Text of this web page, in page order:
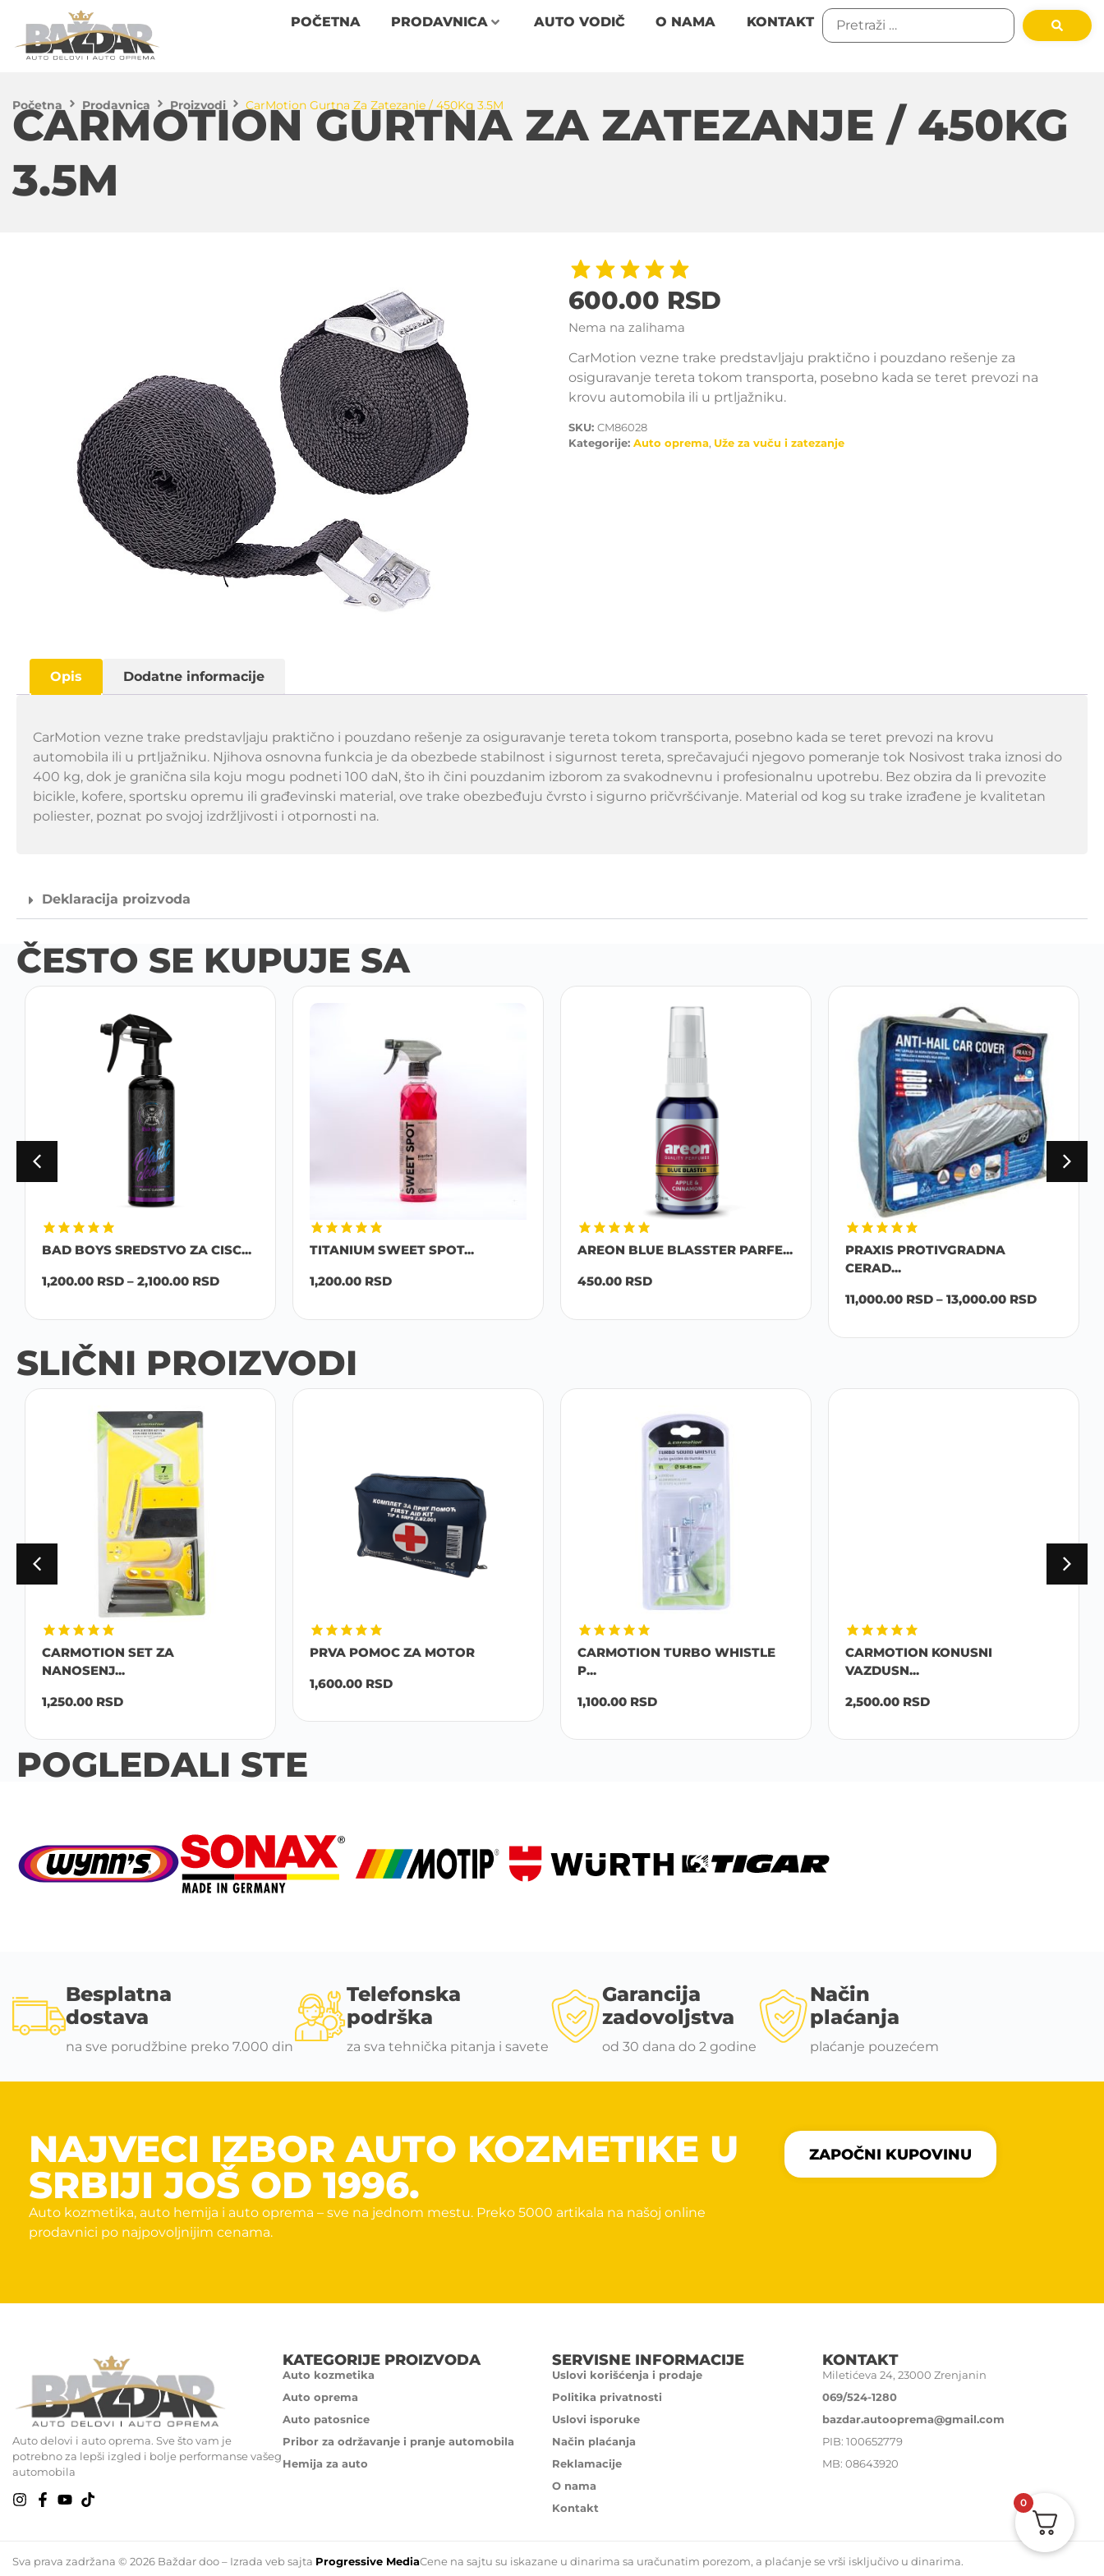
POČETNA PRODAVNICA AUTO VODIČ O NAMA KONTAKT
Početna Prodavnica Proizvodi CarMotion Gurtna Za Zatezanje / 450Kg 3.5M
CARMOTION GURTNA ZA ZATEZANJE / 450KG
3.5M
600.00 RSD
Nema na zalihama
CarMotion vezne trake predstavljaju praktično i pouzdano rešenje za
osiguravanje tereta tokom transporta, posebno kada se teret prevozi na
krovu automobila ili u prtljažniku.
SKU: CM86028
Kategorije: Auto oprema, Uže za vuču i zatezanje
Opis Dodatne informacije
CarMotion vezne trake predstavljaju praktično i pouzdano rešenje za osiguravanje tereta tokom transporta, posebno kada se teret prevozi na krovu
automobila ili u prtljažniku. Njihova osnovna funkcia je da obezbede stabilnost i sigurnost tereta, sprečavajući njegovo pomeranje tok Nosivost traka iznosi do
400 kg, dok je granična sila koju mogu podneti 100 daN, što ih čini pouzdanim izborom za svakodnevnu i profesionalnu upotrebu. Bez obzira da li prevozite
bicikle, kofere, sportsku opremu ili građevinski material, ove trake obezbeđuju čvrsto i sigurno pričvršćivanje. Material od kog su trake izrađene je kvalitetan
poliester, poznat po svojoj izdržljivosti i otpornosti na.
Deklaracija proizvoda
ČESTO SE KUPUJE SA
BAD BOYS SREDSTVO ZA CISC...
1,200.00 RSD – 2,100.00 RSD
TITANIUM SWEET SPOT...
1,200.00 RSD
AREON BLUE BLASSTER PARFE...
450.00 RSD
PRAXIS PROTIVGRADNA
CERAD...
11,000.00 RSD – 13,000.00 RSD
SLIČNI PROIZVODI
CARMOTION SET ZA
NANOSENJ...
1,250.00 RSD
PRVA POMOC ZA MOTOR
1,600.00 RSD
CARMOTION TURBO WHISTLE
P...
1,100.00 RSD
CARMOTION KONUSNI
VAZDUSN...
2,500.00 RSD
POGLEDALI STE
Besplatna
dostava
na sve porudžbine preko 7.000 din
Telefonska
podrška
za sva tehnička pitanja i savete
Garancija
zadovoljstva
od 30 dana do 2 godine
Način
plaćanja
plaćanje pouzećem
NAJVECI IZBOR AUTO KOZMETIKE U
SRBIJI JOŠ OD 1996.
Auto kozmetika, auto hemija i auto oprema – sve na jednom mestu. Preko 5000 artikala na našoj online
prodavnici po najpovoljnijim cenama.
ZAPOČNI KUPOVINU
Auto delovi i auto oprema. Sve što vam je
potrebno za lepši izgled i bolje performanse vašeg
automobila
KATEGORIJE PROIZVODA
Auto kozmetika
Auto oprema
Auto patosnice
Pribor za održavanje i pranje automobila
Hemija za auto
SERVISNE INFORMACIJE
Uslovi korišćenja i prodaje
Politika privatnosti
Uslovi isporuke
Način plaćanja
Reklamacije
O nama
Kontakt
KONTAKT
Miletićeva 24, 23000 Zrenjanin
069/524-1280
bazdar.autooprema@gmail.com
PIB: 100652779
MB: 08643920
Sva prava zadržana © 2026 Baždar doo – Izrada veb sajta Progressive MediaCene na sajtu su iskazane u dinarima sa uračunatim porezom, a plaćanje se vrši isključivo u dinarima.
0